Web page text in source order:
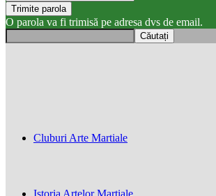
O parola va fi trimisă pe adresa dvs de email.
Cluburi Arte Martiale
Istoria Artelor Martiale